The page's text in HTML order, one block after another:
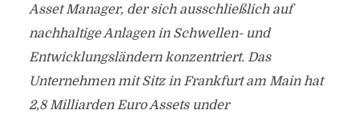
Asset Manager, der sich ausschließlich auf
nachhaltige Anlagen in Schwellen- und
Entwicklungsländern konzentriert. Das
Unternehmen mit Sitz in Frankfurt am Main hat
2,8 Milliarden Euro Assets under